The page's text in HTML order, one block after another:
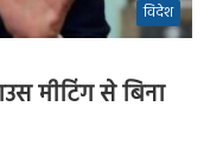
विदेश
मीटिंग से बिना